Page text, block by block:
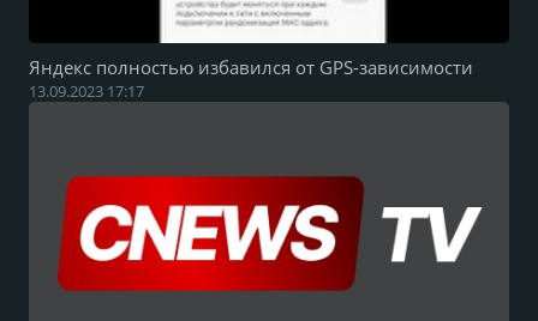
Яндекс полностью избавился от GPS-зависимости
13.09.2023 17:17